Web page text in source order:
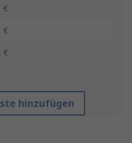
€
€
€
hinzufügen